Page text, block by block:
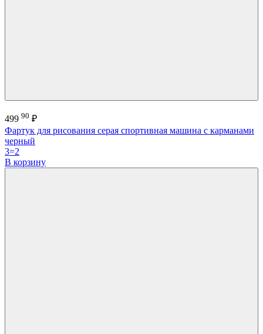
499 90 ₽
Фартук для рисования серая спортивная машина с карманами
черный
3=2
В корзину